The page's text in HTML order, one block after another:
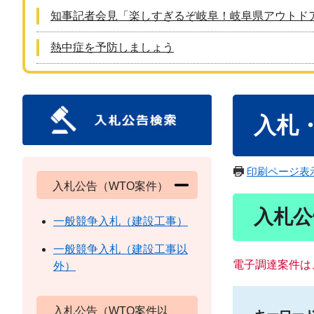
知事記者会見「楽しすぎるぞ岐阜！岐阜県アウトド
熱中症を予防しましょう
入札
印刷ページ表
入札
電子調達案件は
入札公告（WTO案件）
一般競争入札（建設工事）
一般競争入札（建設工事以
外）
入札公告（WTO案件以